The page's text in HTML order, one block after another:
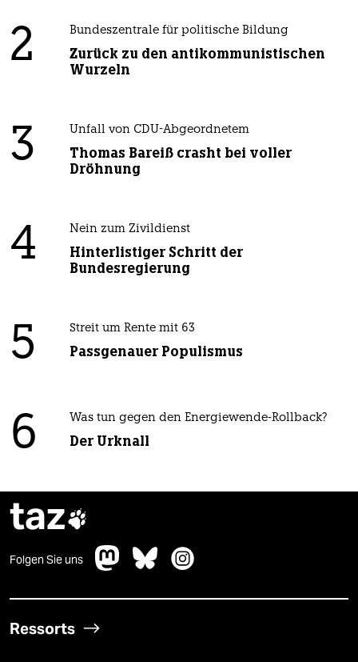
2 Bundeszentrale für politische Bildung
Zurück zu den antikommunistischen
Wurzeln
3 Unfall von CDU-Abgeordnetem
Thomas Bareiß crasht bei voller
Dröhnung
4 Nein zum Zivildienst
Hinterlistiger Schritt der
Bundesregierung
5 Streit um Rente mit 63
Passgenauer Populismus
6 Was tun gegen den Energiewende-Rollback?
Der Urknall
taz
Folgen Sie uns
Ressorts